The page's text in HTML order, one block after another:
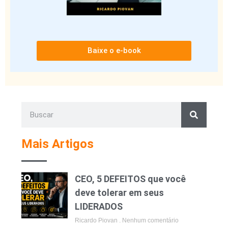
Baixe o e-book
Mais Artigos
CEO, 5 DEFEITOS que você
deve tolerar em seus
LIDERADOS
Ricardo Piovan Nenhum comentário